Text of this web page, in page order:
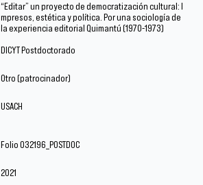
“Editar” un proyecto de democratización cultural: I
mpresos, estética y política. Por una sociología de
la experiencia editorial Quimantú (1970-1973)
DICYT Postdoctorado
Otro (patrocinador)
USACH
Folio 032196_POSTDOC
2021